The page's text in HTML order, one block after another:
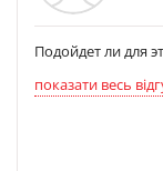
Подойдет ли для
показати весь